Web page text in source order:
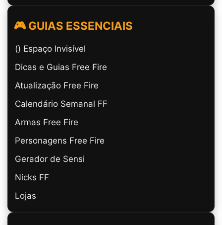
🎮 GUIAS ESSENCIAIS
(ㅤ) Espaço Invisível
Dicas e Guias Free Fire
Atualização Free Fire
Calendário Semanal FF
Armas Free Fire
Personagens Free Fire
Gerador de Sensi
Nicks FF
Lojas